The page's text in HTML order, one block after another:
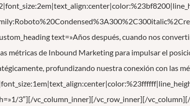
text=»Años después, cuando nos
métricas de Inbound Marketing para impulsar el
profundizando nuestra conexión con las
3″][/vc_column_inner][/vc_row_inner][/